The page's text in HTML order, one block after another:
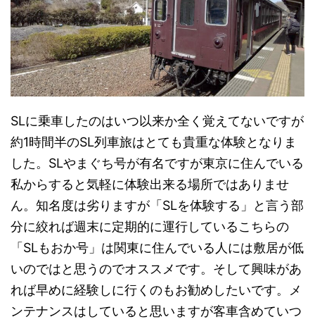
SLに乗車したのはいつ以来か全く覚えてないですが
約1時間半のSL列車旅はとても貴重な体験となりま
した。SLやまぐち号が有名ですが東京に住んでいる
私からすると気軽に体験出来る場所ではありませ
ん。知名度は劣りますが「SLを体験する」と言う部
分に絞れば週末に定期的に運行しているこちらの
「SLもおか号」は関東に住んでいる人には敷居が低
いのではと思うのでオススメです。そして興味があ
れば早めに経験しに行くのもお勧めしたいです。メ
ンテナンスはしていると思いますが客車含めていつ